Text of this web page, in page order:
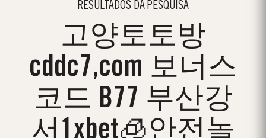
RESULTADOS DA PESQUISA
고양토토방
cddc7,com 보너스
코드 B77 부산강
서1xbet🧊안전놀